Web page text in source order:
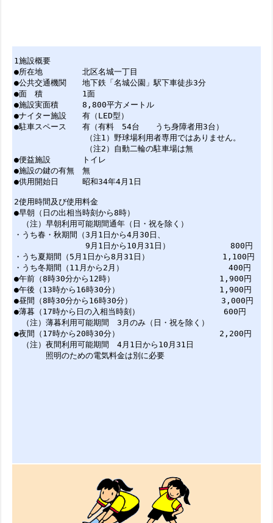
1施設概要
●所在地 北区名城一丁目
●公共交通機関 地下鉄「名城公園」駅下車徒歩3分
●面 積 1面
●施設実面積 8,800平方メートル
●ナイター施設 有（LED型）
●駐車スペース 有（有料 54台 うち身障者用3台）
（注1）野球場利用者専用ではありません。
（注2）自動二輪の駐車場は無
●便益施設 トイレ
●施設の鍵の有無 無
●供用開始日 昭和34年4月1日
2使用時間及び使用料金
●早朝（日の出相当時刻から8時）
（注）早朝利用可能期間通年（日・祝を除く）
・うち春・秋期間（3月1日から4月30日、
9月1日から10月31日） 800円
・うち夏期間（5月1日から8月31日） 1,100円
・うち冬期間（11月から2月） 400円
●午前（8時30分から12時） 1,900円
●午後（13時から16時30分） 1,900円
●昼間（8時30分から16時30分） 3,000円
●薄暮（17時から日の入相当時刻） 600円
（注）薄暮利用可能期間 3月のみ（日・祝を除く）
●夜間（17時から20時30分） 2,200円
（注）夜間利用可能期間 4月1日から10月31日
照明のための電気料金は別に必要